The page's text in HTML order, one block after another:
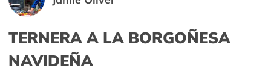
TERNERA A LA BORGOÑESA
NAVIDEÑA